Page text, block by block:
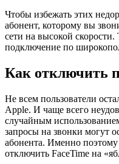
Чтобы избежать этих
абонент, которому вы
сети на высокой
подключение по
Как отключить
Не всем пользователи
Apple. И чаще всего
случайным
запросы на звонки могут
абонента. Именно
отключить FaceTime на